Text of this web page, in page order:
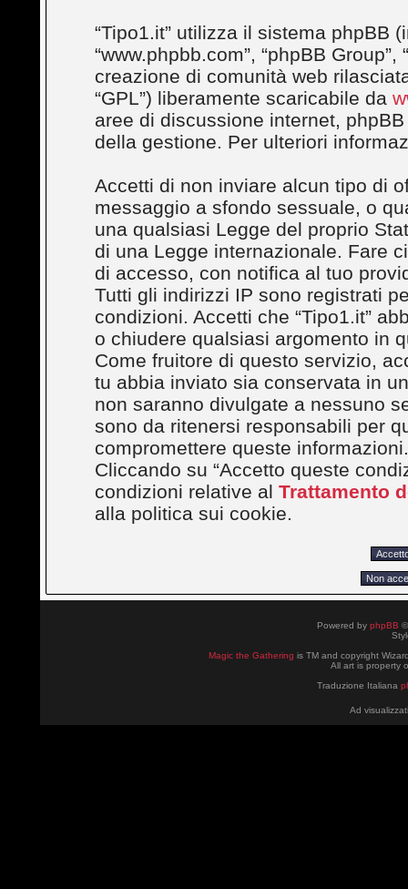
“Tipo1.it” utilizza il sistema phpBB
“www.phpbb.com”, “phpBB
creazione di comunità web
“GPL”) liberamente scaricabile da
aree di discussione internet,
della gestione. Per ulteriori
Accetti di non inviare alcun tipo di
messaggio a sfondo sessuale, o
una qualsiasi Legge del proprio
di una Legge internazionale. Fare
di accesso, con notifica al tuo
Tutti gli indirizzi IP sono registrati
condizioni. Accetti che “Tipo1.it”
o chiudere qualsiasi argomento in
Come fruitore di questo servizio,
tu abbia inviato sia conservata in
non saranno divulgate a nessuno
sono da ritenersi responsabili per
compromettere queste informazioni.
Cliccando su “Accetto queste
condizioni relative al Trattamento
alla politica sui cookie.
Powered by phpBB
Magic the Gathering is TM and copyright
All art is property
Traduzione Italiana
Ad